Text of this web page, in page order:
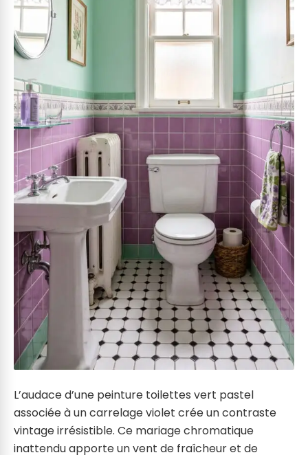
L’audace d’une peinture toilettes vert pastel
associée à un carrelage violet crée un contraste
vintage irrésistible. Ce mariage chromatique
inattendu apporte un vent de fraîcheur et de